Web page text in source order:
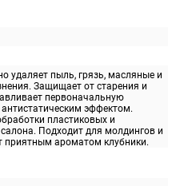
удаляет пыль, грязь, масляные и
Защищает от старения и
первоначальную
антистатическим эффектом.
пластиковых и
Подходит для молдингов и
приятным ароматом клубники.